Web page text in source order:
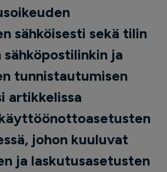
sähköisesti sekä tilin
ja
tunnistautumisen
artikkelissa
johon kuuluvat
ja laskutusasetusten